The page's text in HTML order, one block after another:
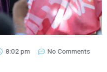
8:02 pm No Comments